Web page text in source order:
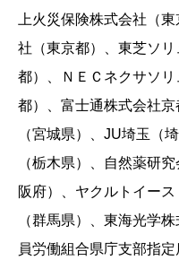
上火災保険株式会社（
社（東京都）、東芝ソ
都）、ＮＥＣネクサソ
都）、富士通株式会社
（宮城県）、JU埼玉（
（栃木県）、自然薬研
阪府）、ヤクルトイー
（群馬県）、東海光学
員労働組合県庁支部指